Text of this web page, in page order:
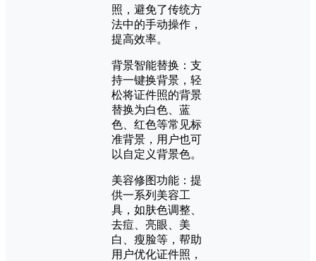
照，避免了传统方
法中的手动操作，
提高效率。
背景智能替换：支
持一键换背景，轻
松将证件照的背景
替换为白色、蓝
色、红色等常见标
准背景，用户也可
以自定义背景色。
美容修图功能：提
供一系列美容工
具，如肤色调整、
去痘、亮眼、美
白、瘦脸等，帮助
用户优化证件照，